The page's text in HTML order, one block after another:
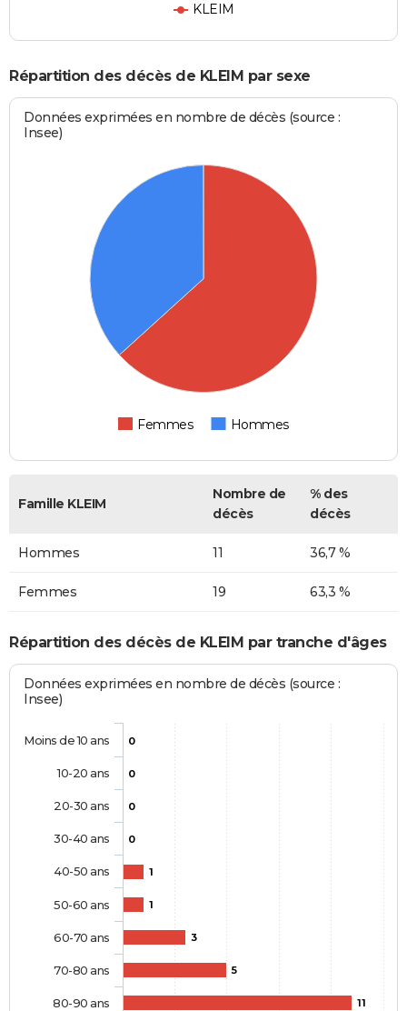
KLEIM
Répartition des décès de KLEIM par sexe
Données exprimées en nombre de décès (source :
Insee)
Femmes Hommes
Famille KLEIM
Nombre de
décès
% des
décès
Hommes 11 36,7 %
Femmes 19 63,3 %
Répartition des décès de KLEIM par tranche d'âges
Données exprimées en nombre de décès (source :
Insee)
0
0
0
0
1
1
3
5
11
Moins de 10 ans
10-20 ans
20-30 ans
30-40 ans
40-50 ans
50-60 ans
60-70 ans
70-80 ans
80-90 ans